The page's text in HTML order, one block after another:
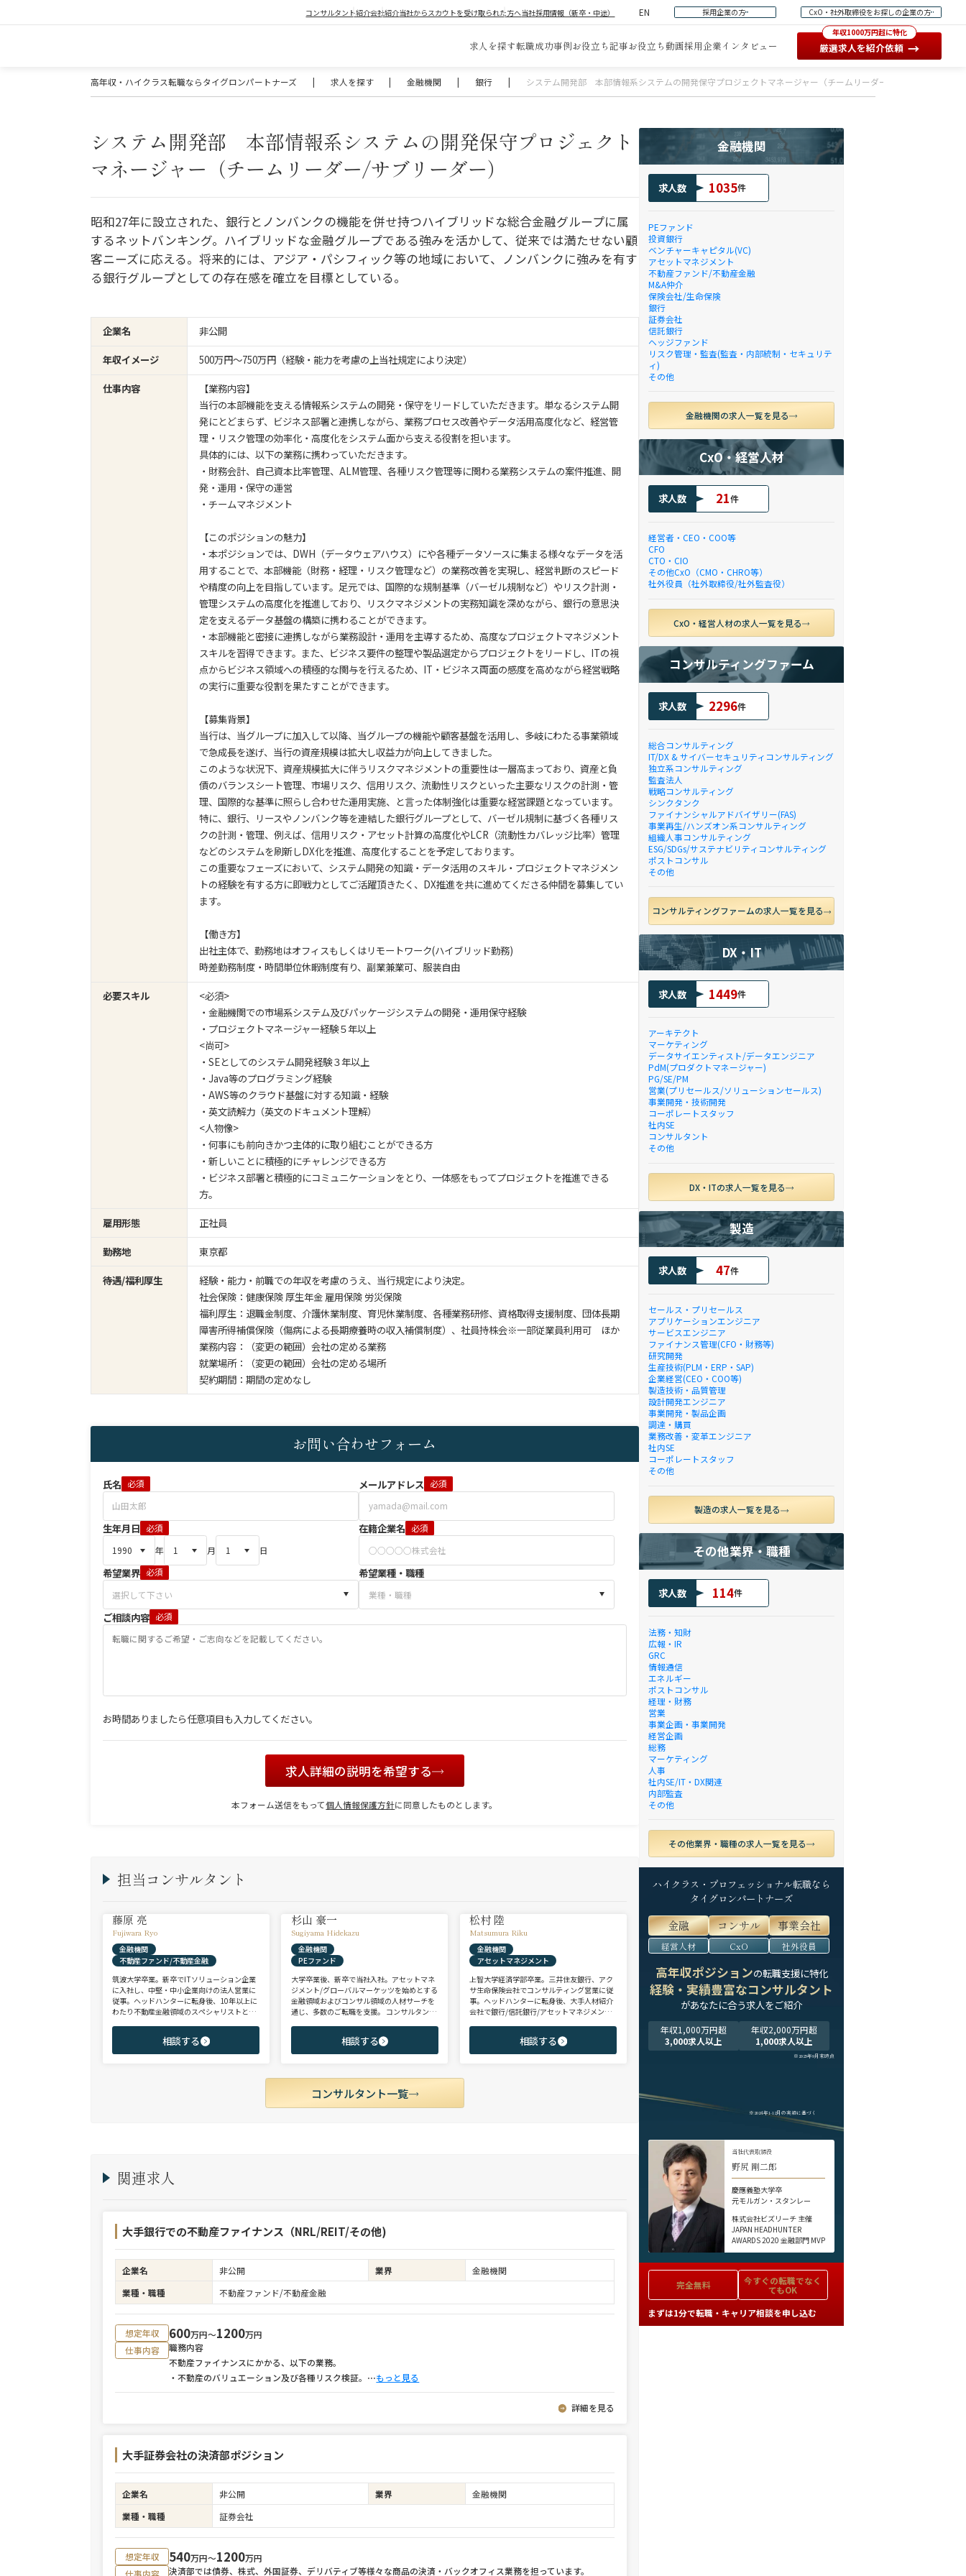
コンサルタント紹介会社紹介当社からスカウトを受け取られた方へ当社採用情報（新卒・中途） EN 採用企業の方 CxO・社外取締役をお探しの企業の方
求人を探す転職成功事例お役立ち記事お役立ち動画採用企業インタビュー
年収1000万円超に特化
厳選求人を紹介依頼 →
高年収・ハイクラス転職ならタイグロンパートナーズ | 求人を探す | 金融機関 | 銀行 | システム開発部 本部情報系システムの開発保守プロジェクトマネージャー（チームリーダー/サブリーダー）
システム開発部 本部情報系システムの開発保守プロジェクト
マネージャー（チームリーダー/サブリーダー）
昭和27年に設立された、銀行とノンバンクの機能を併せ持つハイブリッドな総合金融グループに属
するネットバンキング。ハイブリッドな金融グループである強みを活かして、従来では満たせない顧
客ニーズに応える。将来的には、アジア・パシフィック等の地域において、ノンバンクに強みを有す
る銀行グループとしての存在感を確立を目標としている。
企業名
非公開
年収イメージ
500万円〜750万円（経験・能力を考慮の上当社規定により決定）
仕事内容
【業務内容】
当行の本部機能を支える情報系システムの開発・保守をリードしていただきます。単なるシステム開
発にとどまらず、ビジネス部署と連携しながら、業務プロセス改善やデータ活用高度化など、経営管
理・リスク管理の効率化・高度化をシステム面から支える役割を担います。
具体的には、以下の業務に携わっていただきます。
・財務会計、自己資本比率管理、ALM管理、各種リスク管理等に関わる業務システムの案件推進、開
発・運用・保守の運営
・チームマネジメント
【このポジションの魅力】
・本ポジションでは、DWH（データウェアハウス）にや各種データソースに集まる様々なデータを活
用することで、本部機能（財務・経理・リスク管理など）の業務改善を実現し、経営判断のスピード
や精度の向上を目指しています。足元では、国際的な規制基準（バーゼル規制など）やリスク計測・
管理システムの高度化を推進しており、リスクマネジメントの実務知識を深めながら、銀行の意思決
定を支えるデータ基盤の構築に携わることができます。
・本部機能と密接に連携しながら業務設計・運用を主導するため、高度なプロジェクトマネジメント
スキルを習得できます。また、ビジネス要件の整理や製品選定からプロジェクトをリードし、ITの視
点からビジネス領域への積極的な関与を行えるため、IT・ビジネス両面の感度を高めながら経営戦略
の実行に重要な役割を果たすことができます。
【募集背景】
当行は、当グループに加入して以降、当グループの機能や顧客基盤を活用し、多岐にわたる事業領域
で急成長を遂げ、当行の資産規模は拡大し収益力が向上してきました。
このような状況下、資産規模拡大に伴うリスクマネジメントの重要性は一層高まっており、資産と負
債のバランスシート管理、市場リスク、信用リスク、流動性リスクといった主要なリスクの計測・管
理、国際的な基準に照らし合わせた運用実施、と言った体制強化は重要な経営課題となっています。
特に、銀行、リースやノンバンク等を連結した銀行グループとして、バーゼル規制に基づく各種リス
クの計測・管理、例えば、信用リスク・アセット計算の高度化やLCR（流動性カバレッジ比率）管理
などのシステムを刷新しDX化を推進、高度化することを予定しております。
この重要なフェーズにおいて、システム開発の知識・データ活用のスキル・プロジェクトマネジメン
トの経験を有する方に即戦力としてご活躍頂きたく、DX推進を共に進めてくださる仲間を募集してい
ます。
【働き方】
出社主体で、勤務地はオフィスもしくはリモートワーク(ハイブリッド勤務)
時差勤務制度・時間単位休暇制度有り、副業兼業可、服装自由
必要スキル
<必須>
・金融機関での市場系システム及びパッケージシステムの開発・運用保守経験
・プロジェクトマネージャー経験５年以上
<尚可>
・SEとしてのシステム開発経験３年以上
・Java等のプログラミング経験
・AWS等のクラウド基盤に対する知識・経験
・英文読解力（英文のドキュメント理解）
<人物像>
・何事にも前向きかつ主体的に取り組むことができる方
・新しいことに積極的にチャレンジできる方
・ビジネス部署と積極的にコミュニケーションをとり、一体感をもってプロジェクトを推進できる
方。
雇用形態
正社員
勤務地
東京都
待遇/福利厚生
経験・能力・前職での年収を考慮のうえ、当行規定により決定。
社会保険：健康保険 厚生年金 雇用保険 労災保険
福利厚生：退職金制度、介護休業制度、育児休業制度、各種業務研修、資格取得支援制度、団体長期
障害所得補償保険（傷病による長期療養時の収入補償制度）、社員持株会※一部従業員利用可 ほか
業務内容：（変更の範囲）会社の定める業務
就業場所：（変更の範囲）会社の定める場所
契約期間：期間の定めなし
お問い合わせフォーム
氏名 必須 メールアドレス 必須
生年月日 必須
年
月 日
在籍企業名 必須
希望業界 必須 希望業種・職種
ご相談内容 必須
お時間ありましたら任意項目も入力してください。
求人詳細の説明を希望する
本フォーム送信をもって個人情報保護方針に同意したものとします。
担当コンサルタント
藤原 亮
Fujiwara Ryo
金融機関
不動産ファンド/不動産金融
筑波大学卒業。新卒でITソリューション企業
に入社し、中堅・中小企業向けの法人営業に
従事。ヘッドハンターに転身後、10年以上に
わたり不動産金融領域のスペシャリストとし
ックまで、幅広いポジションで100名以上の
ご支援実績を誇る。また、首都圏に加え、関
相談する
杉山 豪一
Sugiyama Hidekazu
金融機関
PEファンド
大学卒業後、新卒で当社入社。アセットマネ
ジメント/グローバルマーケッツを始めとする
金融領域およびコンサル領域の人材サーチを
通じ、多数のご転職を支援。 コンサルタント
験のハイポテンシャル層やさらなるキャリア
ップを狙うミドル～ハイクラス層をご支援。
相談する
松村 陸
Matsumura Riku
金融機関
アセットマネジメント
上智大学経済学部卒業。三井住友銀行、アク
サ生命保険会社でコンサルティング営業に従
事。ヘッドハンターに転身後、大手人材紹介
会社で銀行/信託銀行/アセットマネジメント
豊富な転職支援実績。日系/外資系、経験者/
未経験者を問わず幅広いポジションでご支援
相談する
コンサルタント一覧
関連求人
大手銀行での不動産ファイナンス（NRL/REIT/その他)
企業名 非公開 業界
金融機関
業種・職種
不動産ファンド/不動産金融
想定年収 600万円〜1200万円
仕事内容
職務内容
不動産ファイナンスにかかる、以下の業務。
・不動産のバリュエーション及び各種リスク検証。 ⋯もっと見る
詳細を見る
大手証券会社の決済部ポジション
企業名 非公開 業界
金融機関
業種・職種
証券会社
想定年収 540万円〜1200万円
決済部では債券、株式、外国証券、デリバティブ等様々な商品の決済・バックオフィス業務を担っています。
金融機関
求人数 1035件
PEファンド
投資銀行
ベンチャーキャピタル(VC)
アセットマネジメント
不動産ファンド/不動産金融
M&A仲介
保険会社/生命保険
銀行
証券会社
信託銀行
ヘッジファンド
リスク管理・監査(監査・内部統制・セキュリテ
ィ)
その他
金融機関の求人一覧を見る
CxO・経営人材
求人数 21件
経営者・CEO・COO等
CFO
CTO・CIO
その他CxO（CMO・CHRO等）
社外役員（社外取締役/社外監査役）
CxO・経営人材の求人一覧を見る
コンサルティングファーム
求人数 2296件
総合コンサルティング
IT/DX & サイバーセキュリティコンサルティング
独立系コンサルティング
監査法人
戦略コンサルティング
シンクタンク
ファイナンシャルアドバイザリー(FAS)
事業再生/ハンズオン系コンサルティング
組織人事コンサルティング
ESG/SDGs/サステナビリティコンサルティング
ポストコンサル
その他
コンサルティングファームの求人一覧を見る
DX・IT
求人数 1449件
アーキテクト
マーケティング
データサイエンティスト/データエンジニア
PdM(プロダクトマネージャー)
PG/SE/PM
営業(プリセールス/ソリューションセールス)
事業開発・技術開発
コーポレートスタッフ
社内SE
コンサルタント
その他
DX・ITの求人一覧を見る
製造
求人数 47件
セールス・プリセールス
アプリケーションエンジニア
サービスエンジニア
ファイナンス管理(CFO・財務等)
研究開発
生産技術(PLM・ERP・SAP)
企業経営(CEO・COO等)
製造技術・品質管理
設計開発エンジニア
事業開発・製品企画
調達・購買
業務改善・変革エンジニア
社内SE
コーポレートスタッフ
その他
製造の求人一覧を見る
その他業界・職種
求人数 114件
法務・知財
広報・IR
GRC
情報通信
エネルギー
ポストコンサル
経理・財務
営業
事業企画・事業開発
経営企画
総務
マーケティング
人事
社内SE/IT・DX関連
内部監査
その他
その他業界・職種の求人一覧を見る
ハイクラス・プロフェッショナル転職なら
タイグロンパートナーズ
金融 コンサル 事業会社
経営人材 CxO 社外役員
高年収ポジションの転職支援に特化
経験・実績豊富なコンサルタント
があなたに合う求人をご紹介
年収1,000万円超
3,000求人以上
年収2,000万円超
1,000求人以上
※2025年9月末時点
※2024年1-12月の実績に基づく
当社代表取締役
野尻 剛二郎
慶應義塾大学卒
元モルガン・スタンレー
株式会社ビズリーチ 主催
JAPAN HEADHUNTER
AWARDS 2020 金融部門 MVP
完全無料 今すぐの転職でなく
てもOK
まずは1分で転職・キャリア相談を申し込む